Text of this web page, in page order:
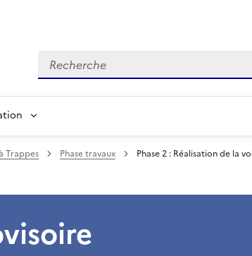
Recherche
Trappes Phase travaux Phase 2 : Réalisation de la